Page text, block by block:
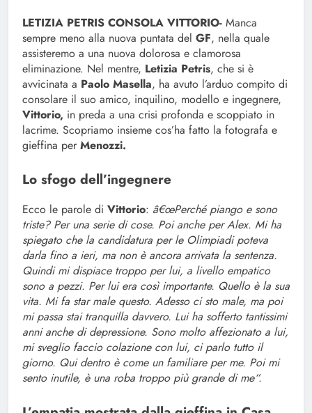
LETIZIA PETRIS CONSOLA VITTORIO- Manca
sempre meno alla nuova puntata del GF, nella quale
assisteremo a una nuova dolorosa e clamorosa
eliminazione. Nel mentre, Letizia Petris, che si è
avvicinata a Paolo Masella, ha avuto l’arduo compito di
consolare il suo amico, inquilino, modello e ingegnere,
Vittorio, in preda a una crisi profonda e scoppiato in
lacrime. Scopriamo insieme cos’ha fatto la fotografa e
gieffina per Menozzi.
Lo sfogo dell’ingegnere
Ecco le parole di Vittorio: â€œPerché piango e sono
triste? Per una serie di cose. Poi anche per Alex. Mi ha
spiegato che la candidatura per le Olimpiadi poteva
darla fino a ieri, ma non è ancora arrivata la sentenza.
Quindi mi dispiace troppo per lui, a livello empatico
sono a pezzi. Per lui era così importante. Quello è la sua
vita. Mi fa star male questo. Adesso ci sto male, ma poi
mi passa stai tranquilla davvero. Lui ha sofferto tantissimi
anni anche di depressione. Sono molto affezionato a lui,
mi sveglio faccio colazione con lui, ci parlo tutto il
giorno. Qui dentro è come un familiare per me. Poi mi
sento inutile, è una roba troppo più grande di me“.